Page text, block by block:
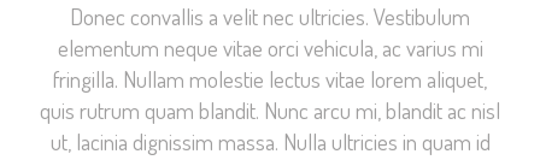
Donec convallis a velit nec ultricies. Vestibulum
elementum neque vitae orci vehicula, ac varius mi
fringilla. Nullam molestie lectus vitae lorem aliquet,
quis rutrum quam blandit. Nunc arcu mi, blandit ac nisl
ut, lacinia dignissim massa. Nulla ultricies in quam id
Necessary
These